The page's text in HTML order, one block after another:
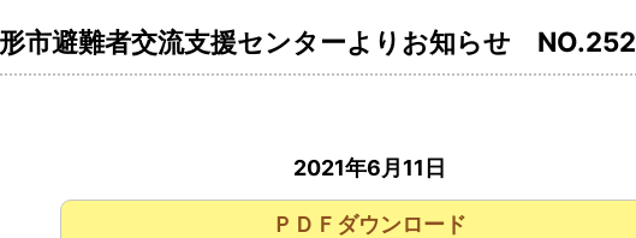
市避難者交流支援センターよりお知らせ NO.252
2021年6月11日
ＰＤＦダウンロード